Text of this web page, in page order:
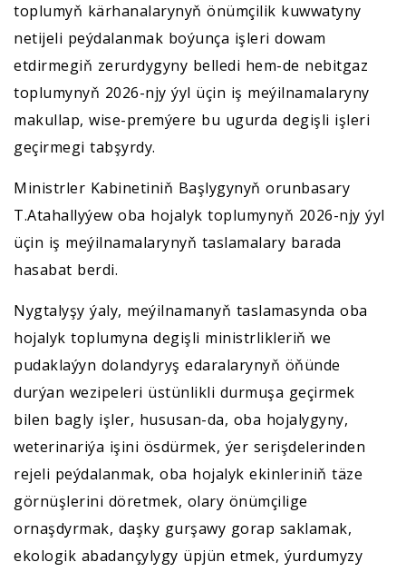
toplumyň kärhanalarynyň önümçilik kuwwatyny
netijeli peýdalanmak boýunça işleri dowam
etdirmegiň zerurdygyny belledi hem-de nebitgaz
toplumynyň 2026-njy ýyl üçin iş meýilnamalaryny
makullap, wise-premýere bu ugurda degişli işleri
geçirmegi tabşyrdy.
Ministrler Kabinetiniň Başlygynyň orunbasary
T.Atahallyýew oba hojalyk toplumynyň 2026-njy ýyl
üçin iş meýilnamalarynyň taslamalary barada
hasabat berdi.
Nygtalyşy ýaly, meýilnamanyň taslamasynda oba
hojalyk toplumyna degişli ministrlikleriň we
pudaklaýyn dolandyryş edaralarynyň öňünde
durýan wezipeleri üstünlikli durmuşa geçirmek
bilen bagly işler, hususan-da, oba hojalygyny,
weterinariýa işini ösdürmek, ýer serişdelerinden
rejeli peýdalanmak, oba hojalyk ekinleriniň täze
görnüşlerini döretmek, olary önümçilige
ornaşdyrmak, daşky gurşawy gorap saklamak,
ekologik abadançylygy üpjün etmek, ýurdumyzy